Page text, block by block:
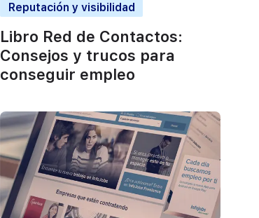
Reputación y visibilidad
Libro Red de Contactos:
Consejos y trucos para
conseguir empleo